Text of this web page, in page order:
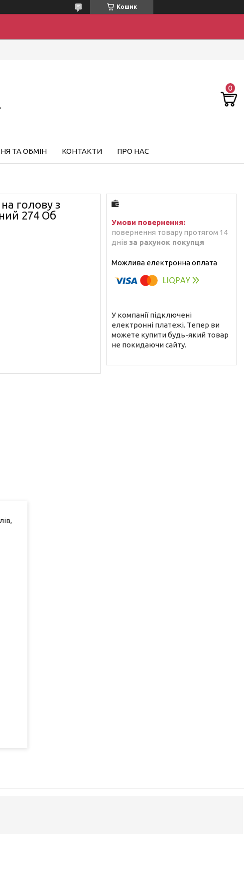
Кошик
ТА ОБМІН КОНТАКТИ ПРО НАС
голову з
274 Об
повернення товару протягом 14
днів за рахунок покупця
У компанії підключені
електронні платежі. Тепер ви
можете купити будь-який товар
не покидаючи сайту.